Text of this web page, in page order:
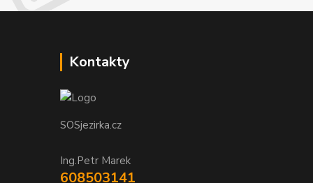
Kontakty
SOSjezirka.cz
Ing.Petr Marek
608503141